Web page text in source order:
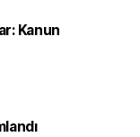
Kanun